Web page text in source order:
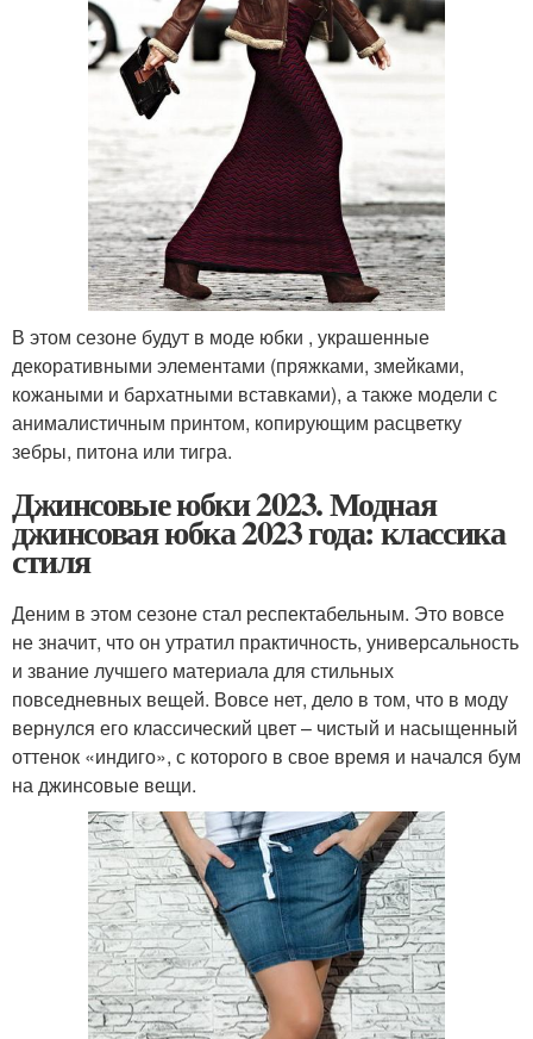
В этом сезоне будут в моде юбки , украшенные
декоративными элементами (пряжками, змейками,
кожаными и бархатными вставками), а также модели с
анималистичным принтом, копирующим расцветку
зебры, питона или тигра.
Джинсовые юбки 2023. Модная
джинсовая юбка 2023 года: классика
стиля
Деним в этом сезоне стал респектабельным. Это вовсе
не значит, что он утратил практичность, универсальность
и звание лучшего материала для стильных
повседневных вещей. Вовсе нет, дело в том, что в моду
вернулся его классический цвет – чистый и насыщенный
оттенок «индиго», с которого в свое время и начался бум
на джинсовые вещи.